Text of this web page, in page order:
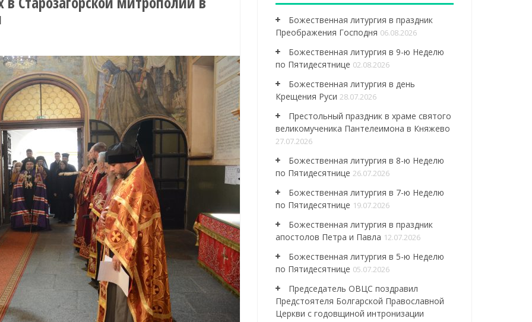
Божественная литургия в праздник
Преображения Господня 06.08.2026
Божественная литургия в 9-ю Неделю
по Пятидесятнице 02.08.2026
Божественная литургия в день
Крещения Руси 28.07.2026
Престольный праздник в храме святого
великомученика Пантелеимона в Княжево
27.07.2026
Божественная литургия в 8-ю Неделю
по Пятидесятнице 26.07.2026
Божественная литургия в 7-ю Неделю
по Пятидесятнице 19.07.2026
Божественная литургия в праздник
апостолов Петра и Павла 12.07.2026
Божественная литургия в 5-ю Неделю
по Пятидесятнице 05.07.2026
Председатель ОВЦС поздравил
Предстоятеля Болгарской Православной
Церкви с годовщиной интронизации